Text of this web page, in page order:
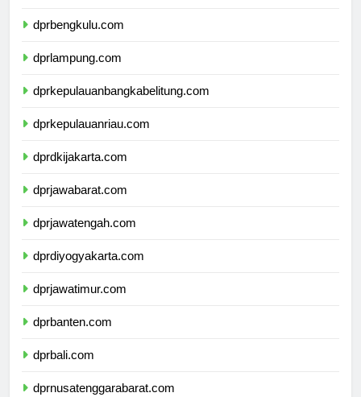
dprbengkulu.com
dprlampung.com
dprkepulauanbangkabelitung.com
dprkepulauanriau.com
dprdkijakarta.com
dprjawabarat.com
dprjawatengah.com
dprdiyogyakarta.com
dprjawatimur.com
dprbanten.com
dprbali.com
dprnusatenggarabarat.com